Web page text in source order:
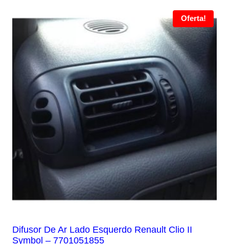
Oferta!
Difusor De Ar Lado Esquerdo Renault Clio II
Symbol – 7701051855